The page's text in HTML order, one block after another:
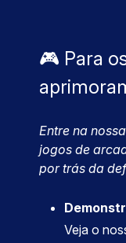
🎮 Para
Entre na
jogos de
por trás da
Veja o